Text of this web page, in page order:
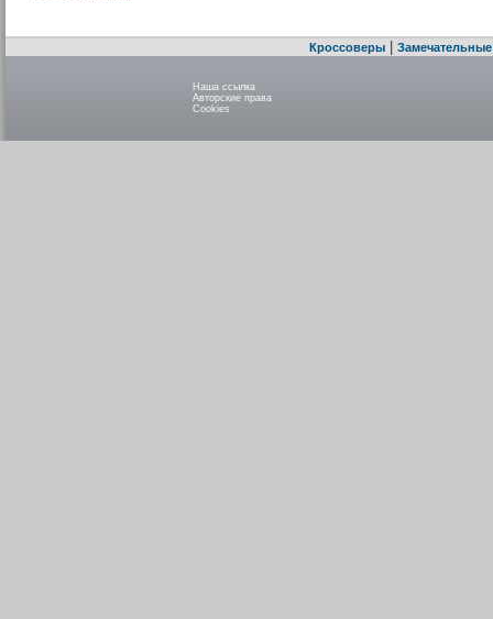
Кроссоверы|
Наша ссылка
Авторские права
Cookies